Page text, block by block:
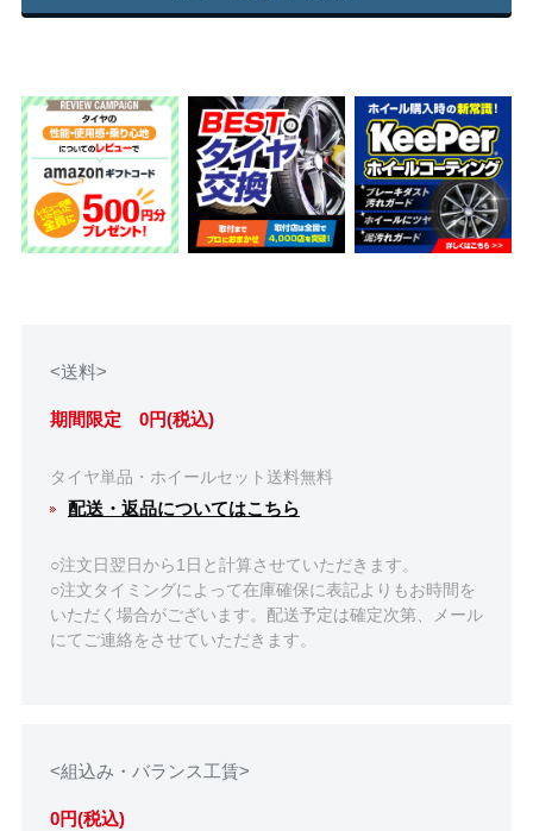
<送料>
期間限定 0円(税込)
タイヤ単品・ホイールセット送料無料
配送・返品についてはこちら
○注文日翌日から1日と計算させていただきます。
○注文タイミングによって在庫確保に表記よりもお時間を
いただく場合がございます。配送予定は確定次第、メール
にてご連絡をさせていただきます。
<組込み・バランス工賃>
0円(税込)